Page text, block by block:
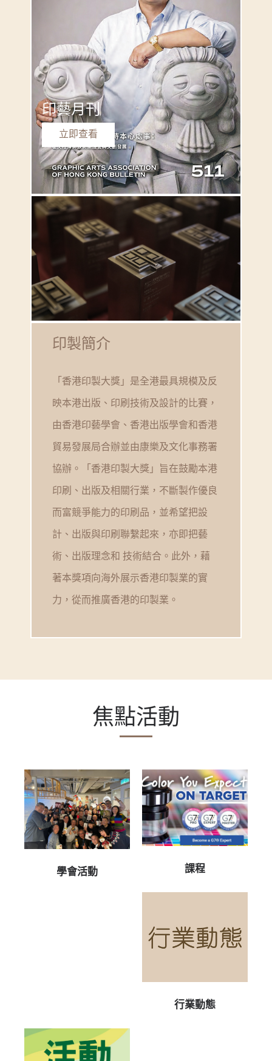
印藝月刊
立即查看
印製簡介
「香港印製大獎」是全港最具規模及反
映本港出版、印刷技術及設計的比賽，
由香港印藝學會、香港出版學會和香港
貿易發展局合辦並由康樂及文化事務署
協辦。「香港印製大獎」旨在鼓勵本港
印刷、出版及相關行業，不斷製作優良
而富競爭能力的印刷品，並希望把設
計、出版與印刷聯繫起來，亦即把藝
術、出版理念和 技術結合。此外，藉
著本獎項向海外展示香港印製業的實
力，從而推廣香港的印製業。
焦點活動
學會活動 課程
行業動態